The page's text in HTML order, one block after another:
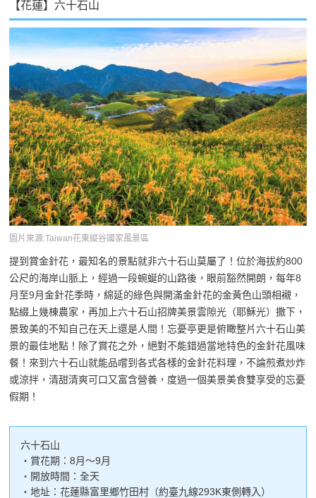
【花蓮】六十石山
圖片來源:Taiwan花東縱谷國家風景區
提到賞金針花，最知名的景點就非六十石山莫屬了！位於海拔約800
公尺的海岸山脈上，經過一段蜿蜒的山路後，眼前豁然開朗，每年8
月至9月金針花季時，綿延的綠色與開滿金針花的金黃色山頭相襯，
點綴上幾棟農家，再加上六十石山招牌美景雲隙光（耶穌光）撒下，
景致美的不知自己在天上還是人間！忘憂亭更是俯瞰整片六十石山美
景的最佳地點！除了賞花之外，絕對不能錯過當地特色的金針花風味
餐！來到六十石山就能品嚐到各式各樣的金針花料理，不論煎煮炒炸
或涼拌，清甜清爽可口又富含營養，度過一個美景美食雙享受的忘憂
假期！
六十石山
・賞花期：8月～9月
・開放時間：全天
・地址：花蓮縣富里鄉竹田村（約臺九線293K東側轉入）